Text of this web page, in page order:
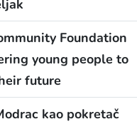
Foundation
young people to
future
kao pokretač